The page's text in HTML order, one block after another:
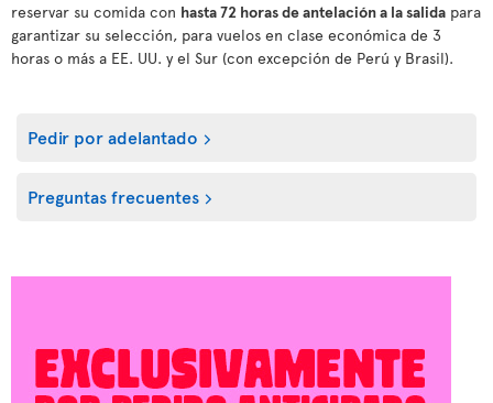
reservar su comida con hasta 72 horas de antelación a la salida para
garantizar su selección, para vuelos en clase económica de 3
horas o más a EE. UU. y el Sur (con excepción de Perú y Brasil).
Pedir por adelantado
Preguntas frecuentes